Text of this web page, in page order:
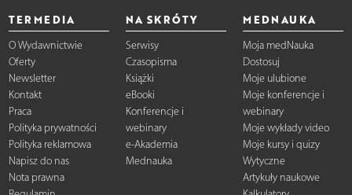
TERMEDIA
O Wydawnictwie
Oferty
Newsletter
Kontakt
Praca
Polityka prywatności
Polityka reklamowa
Napisz do nas
Nota prawna
NA SKRÓTY
Serwisy
Czasopisma
Książki
eBooki
Konferencje i
webinary
e-Akademia
Mednauka
MEDNAUKA
Moja medNauka
Dostosuj
Moje ulubione
Moje konferencje i
webinary
Moje wykłady video
Moje kursy i quizy
Wytyczne
Artykuły naukowe